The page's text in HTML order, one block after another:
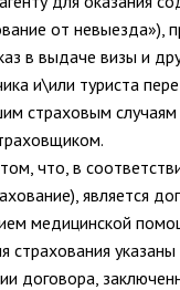
от невыезда»),
в выдаче визы и
и\или туриста
страховым
что, в
является
медицинской
договора,